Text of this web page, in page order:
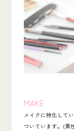
MAKE
メイクに特化して
ついています。(男